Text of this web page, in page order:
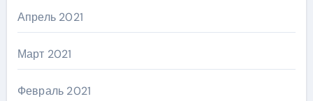
Апрель 2021
Март 2021
Февраль 2021